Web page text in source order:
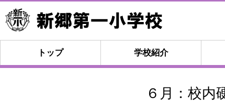
トップ 学校紹介
６月：校内